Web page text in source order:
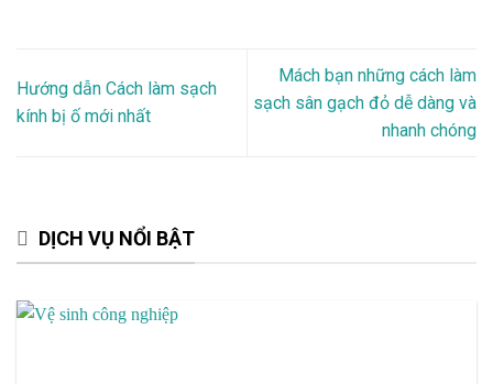
Hướng dẫn Cách làm sạch
kính bị ố mới nhất
Mách bạn những cách làm
sạch sân gạch đỏ dễ dàng và
nhanh chóng
DỊCH VỤ NỔI BẬT